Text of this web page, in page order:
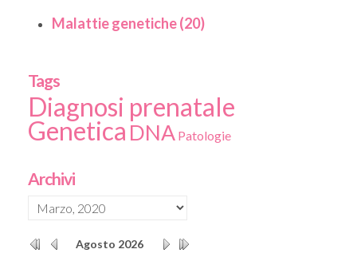
Malattie genetiche (20)
Tags
Diagnosi prenatale
Genetica DNA Patologie
Archivi
Agosto 2026